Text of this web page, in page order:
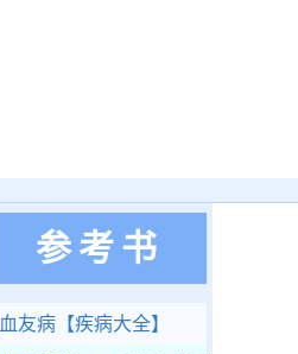
参考书
血友病 【疾病大全】